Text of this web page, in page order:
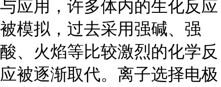
与应用，许多体内的生化反应
被模拟，过去采用强碱、强
酸、火焰等比较激烈的化学反
应被逐渐取代。离子选择电极